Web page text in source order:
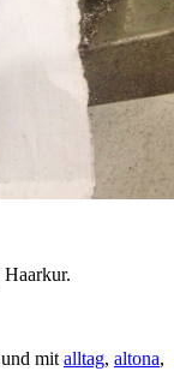
mit alltag, altona,